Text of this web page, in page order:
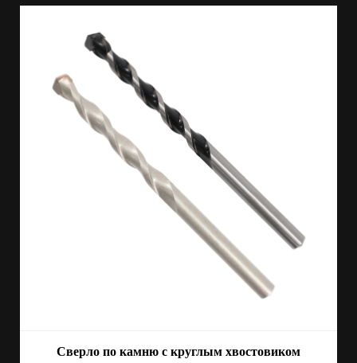
Сверло по камню с круглым хвостовиком